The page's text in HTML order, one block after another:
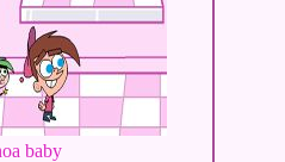
baby